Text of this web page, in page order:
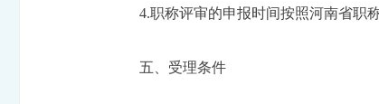
4.职称评审的申报时间按照河南省职
五、受理条件